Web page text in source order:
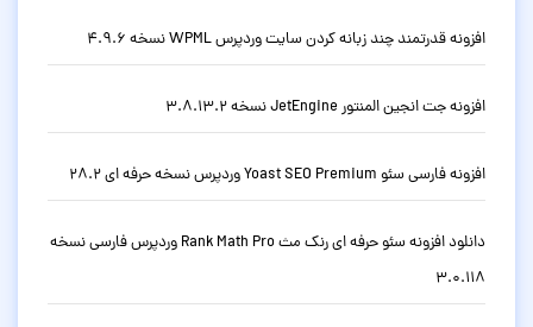
افزونه قدرتمند چند زبانه کردن سایت وردپرس WPML نسخه 4.9.6
افزونه جت انجین المنتور JetEngine نسخه 3.8.13.2
افزونه فارسی سئو Yoast SEO Premium وردپرس نسخه حرفه ای 28.2
دانلود افزونه سئو حرفه ای رنک مث Rank Math Pro وردپرس فارسی نسخه
3.0.118